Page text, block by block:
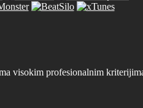
visokim profesionalnim